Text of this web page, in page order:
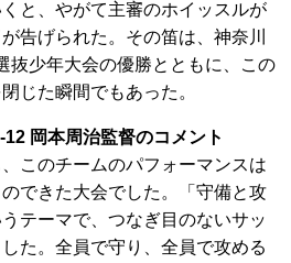
と、やがて主審のホイッスルが
告げられた。その笛は、神奈川
抜少年大会の優勝とともに、この
じた瞬間でもあった。
岡本周治監督のコメント
このチームのパフォーマンスは
できた大会でした。「守備と攻
テーマで、つなぎ目のないサッ
た。全員で守り、全員で攻める